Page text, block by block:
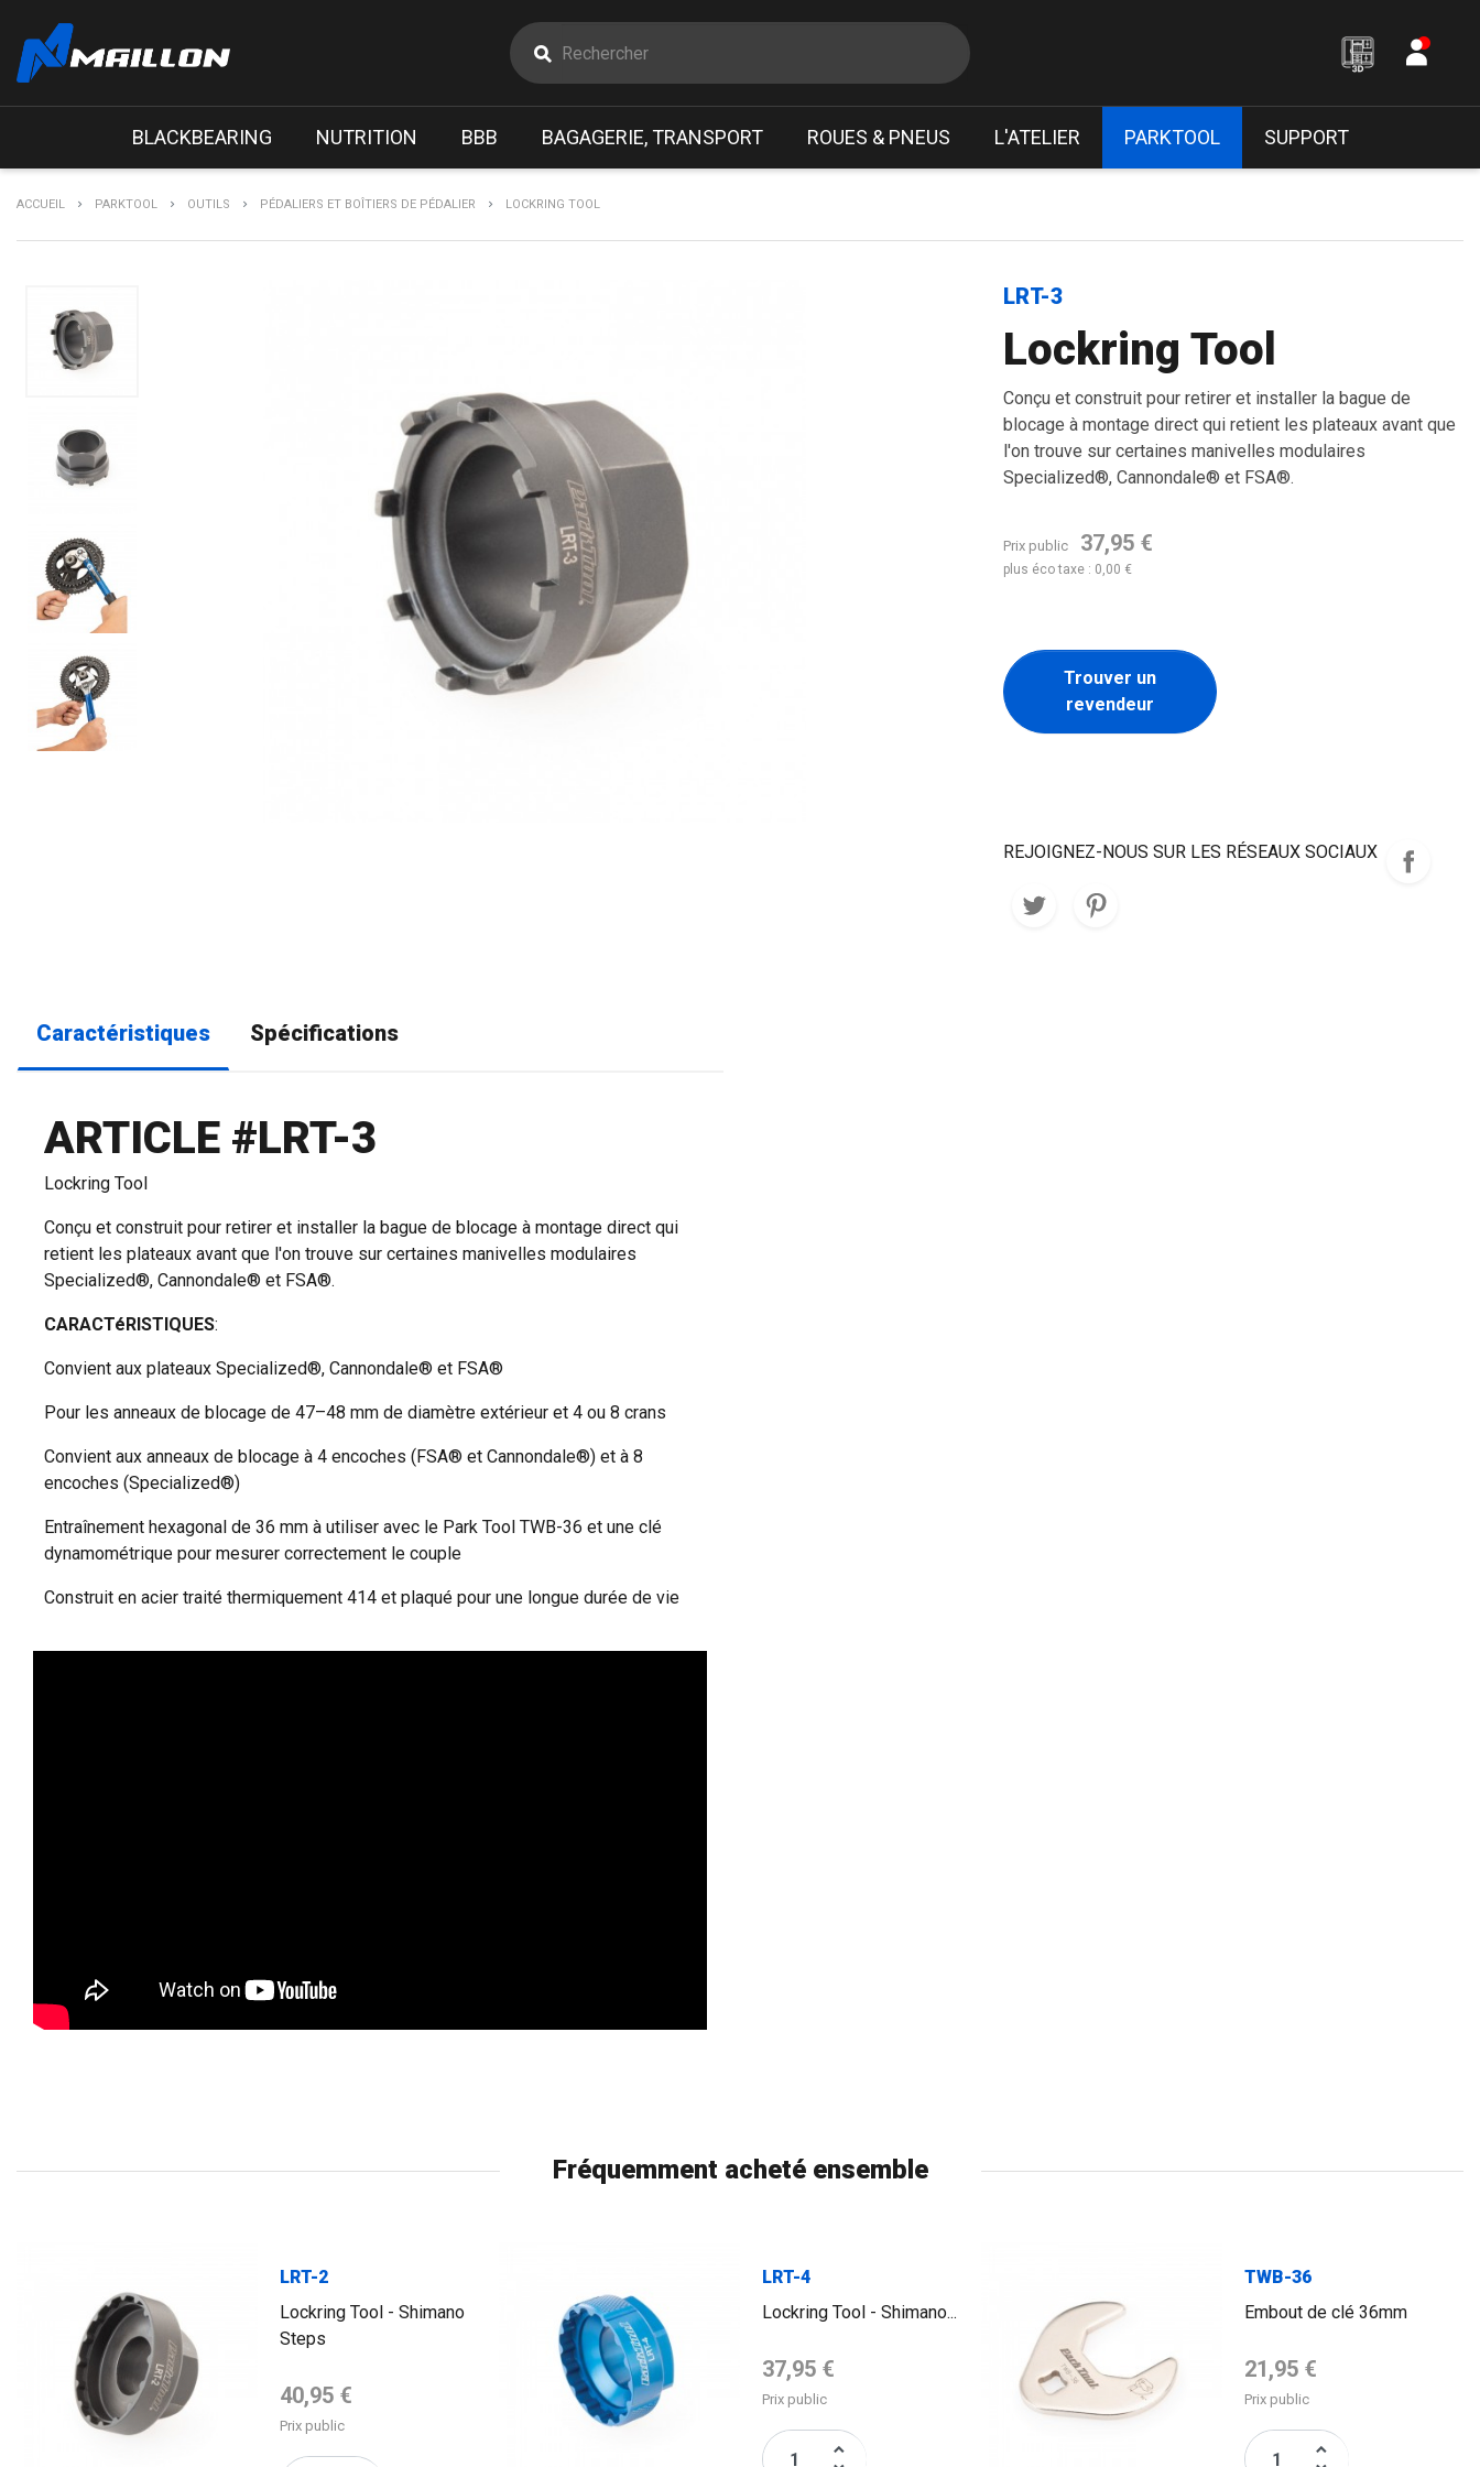
BLACKBEARING NUTRITION BBB BAGAGERIE, TRANSPORT ROUES & PNEUS L'ATELIER PARKTOOL SUPPORT
ACCUEIL PARKTOOL OUTILS PÉDALIERS ET BOÎTIERS DE PÉDALIER LOCKRING TOOL
LRT-3
Lockring Tool
Conçu et construit pour retirer et installer la bague de
blocage à montage direct qui retient les plateaux avant que
l'on trouve sur certaines manivelles modulaires
Specialized®, Cannondale® et FSA®.
Prix public 37,95 €
plus éco taxe : 0,00 €
Trouver un
revendeur
REJOIGNEZ-NOUS SUR LES RÉSEAUX SOCIAUX
Caractéristiques Spécifications
ARTICLE #LRT-3
Lockring Tool
Conçu et construit pour retirer et installer la bague de blocage à montage direct qui
retient les plateaux avant que l'on trouve sur certaines manivelles modulaires
Specialized®, Cannondale® et FSA®.
CARACTéRISTIQUES:
Convient aux plateaux Specialized®, Cannondale® et FSA®
Pour les anneaux de blocage de 47–48 mm de diamètre extérieur et 4 ou 8 crans
Convient aux anneaux de blocage à 4 encoches (FSA® et Cannondale®) et à 8
encoches (Specialized®)
Entraînement hexagonal de 36 mm à utiliser avec le Park Tool TWB-36 et une clé
dynamométrique pour mesurer correctement le couple
Construit en acier traité thermiquement 414 et plaqué pour une longue durée de vie
Fréquemment acheté ensemble
LRT-2
Lockring Tool - Shimano
Steps
Prix de base
40,95 €
Prix public
LRT-4
Lockring Tool - Shimano...
Prix de base
37,95 €
Prix public
keyboard_arrow_up
TWB-36
Embout de clé 36mm
Prix de base
21,95 €
Prix public
keyboard_arrow_up